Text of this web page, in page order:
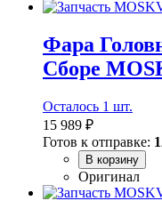
Фара
Сборе
Осталось 1 шт.
15 989 ₽
Готов к отправке:
В корзину
Оригинал